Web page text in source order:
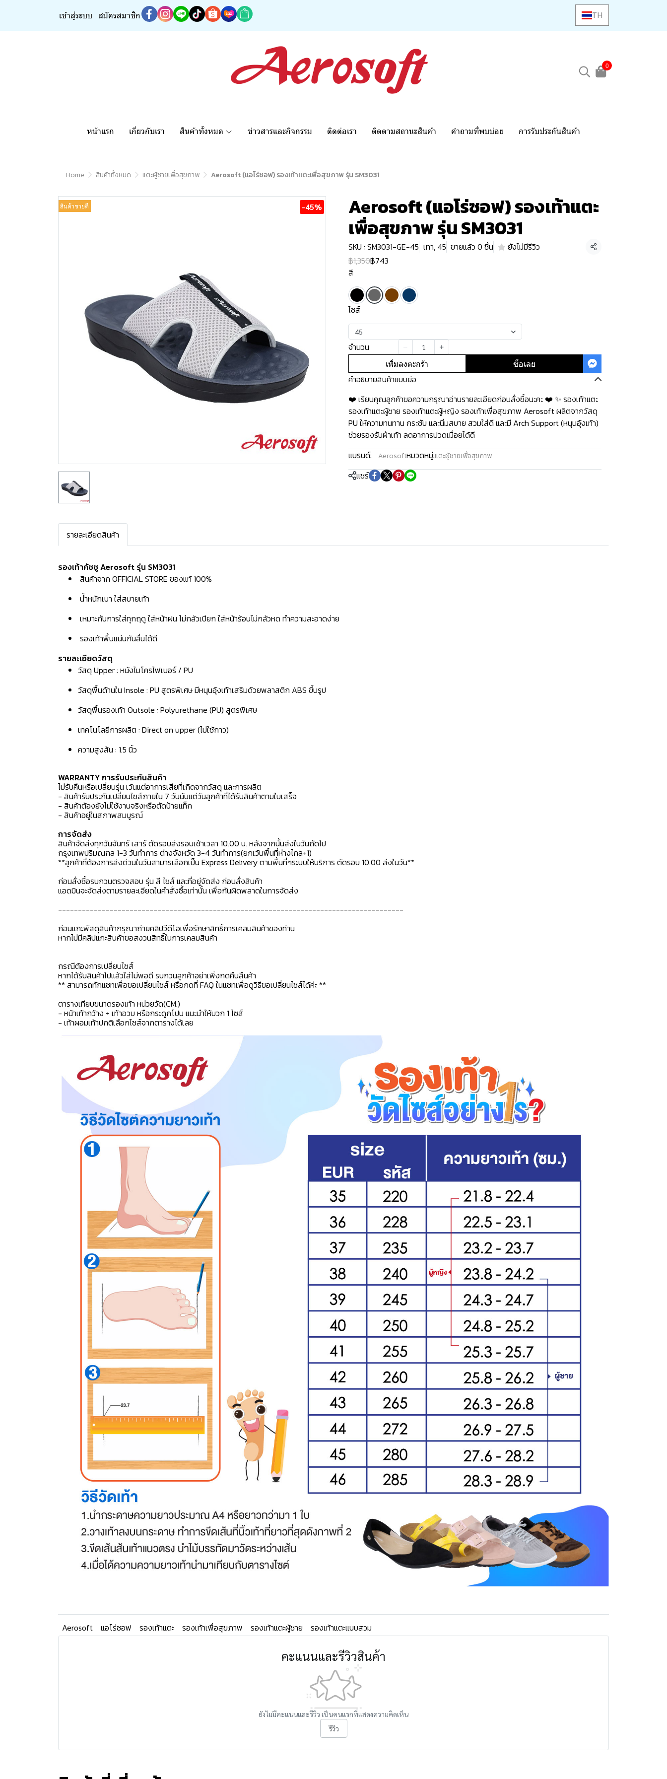
เข้าสู่ระบบ สมัครสมาชิก TH
0
หน้าแรก เกี่ยวกับเรา สินค้าทั้งหมด ข่าวสารและกิจกรรม ติดต่อเรา ติดตามสถานะสินค้า คำถามที่พบบ่อย การรับประกันสินค้า
Home สินค้าทั้งหมด แตะผู้ชายเพื่อสุขภาพ Aerosoft (แอโร่ซอฟ) รองเท้าแตะเพื่อสุขภาพ รุ่น SM3031
สินค้าขายดี -45% Aerosoft (แอโร่ซอฟ) รองเท้าแตะ
เพื่อสุขภาพ รุ่น SM3031
SKU : SM3031-GE-45 เทา, 45 ขายแล้ว 0 ชิ้น ยังไม่มีรีวิว แชร์
฿1,350฿743
สี
ไซส์
45
จำนวน
เพิ่มลงตะกร้า ซื้อเลย
คำอธิบายสินค้าแบบย่อ
❤️ เรียนคุณลูกค้าขอความกรุณาอ่านรายละเอียดก่อนสั่งซื้อนะคะ️️ ️❤️ ✨ รองเท้าแตะ
รองเท้าแตะผู้ชาย รองเท้าแตะผู้หญิง รองเท้าเพื่อสุขภาพ Aerosoft ผลิตจากวัสดุ
PU ให้ความทนทาน กระชับ และนิ่มสบาย สวมใส่ดี และมี Arch Support (หนุนอุ้งเท้า)
ช่วยรองรับฝ่าเท้า ลดอาการปวดเมื่อยได้ดี
แบรนด์:
Aerosoftหมวดหมู่:แตะผู้ชายเพื่อสุขภาพ
แชร์
รายละเอียดสินค้า
รองเท้าคัชชู Aerosoft รุ่น SM3031
สินค้าจาก OFFICIAL STORE ของแท้ 100%
น้ำหนักเบา ใส่สบายเท้า
เหมาะกับการใส่ทุกฤดู ใส่หน้าฝน ไม่กลัวเปียก ใส่หน้าร้อนไม่กลัวหด ทำความสะอาดง่าย
รองเท้าพื้นแน่นกันลื่นได้ดี
รายละเอียดวัสดุ
วัสดุ Upper : หนังไมโครไฟเบอร์ / PU
วัสดุพื้นด้านใน Insole : PU สูตรพิเศษ มีหนุนอุ้งเท้าเสริมด้วยพลาสติก ABS ขึ้นรูป
วัสดุพื้นรองเท้า Outsole : Polyurethane (PU) สูตรพิเศษ
เทคโนโลยีการผลิต : Direct on upper (ไม่ใช้กาว)
ความสูงส้น : 1.5 นิ้ว
WARRANTY การรับประกันสินค้า
ไม่รับคืนหรือเปลี่ยนรุ่น เว้นแต่อาการเสียที่เกิดจากวัสดุ และการผลิต
- สินค้ารับประกันเปลี่ยนไซส์ภายใน 7 วันนับแต่วันลูกค้าที่ได้รับสินค้าตามใบเสร็จ
- สินค้าต้องยังไม่ใช้งานจริงหรือตัดป้ายแท็ก
- สินค้าอยู่ในสภาพสมบูรณ์
การจัดส่ง
สินค้าจัดส่งทุกวันจันทร์ เสาร์ ตัดรอบส่งรอบเช้าเวลา 10.00 น. หลังจากนั้นส่งในวันถัดไป
กรุงเทพปริมณฑล 1-3 วันทำการ ต่างจังหวัด 3-4 วันทำการ(ยกเว้นพื้นที่ห่างไกล+1)
**ลูกค้าที่ต้องการส่งด่วนในวันสามารเลือกเป็น Express Delivery ตามพื้นที่ๆระบบให้บริการ ตัดรอบ 10.00 ส่งในวัน**
ก่อนสั่งซื้อรบกวนตรวจสอบ รุ่น สี ไซส์ และที่อยู่จัดส่ง ก่อนสั่งสินค้า
แอดมินจะจัดส่งตามรายละเอียดในคำสั่งซื้อเท่านั้น เพื่อกันผิดพลาดในการจัดส่ง
---------------------------------------------------------------------------------------
ก่อนแกะพัสดุสินค้ากรุณาถ่ายคลิปวีดีโอเพื่อรักษาสิทธิ์การเคลมสินค้าของท่าน
หากไม่มีคลิปแกะสินค้าขอสงวนสิทธิ์ในการเคลมสินค้า
กรณีต้องการเปลี่ยนไซส์
หากได้รับสินค้าไปแล้วใส่ไม่พอดี รบกวนลูกค้าอย่าเพิ่งกดคืนสืนค้า
** สามารถทักแชทเพื่อขอเปลี่ยนไซส์ หรือกดที่ FAQ ในแชทเพื่อดูวิธีขอเปลี่ยนไซส์ได้ค่ะ **
ตารางเทียบขนาดรองเท้า หน่วยวัด(CM.)
- หน้าเท้ากว้าง + เท้าอวบ หรือกระดูกโปน แนะนำให้บวก 1 ไซส์
- เท้าผอมเท้าปกติเลือกไซส์จากตารางได้เลย
Aerosoft แอโร่ซอฟ รองเท้าแตะ รองเท้าเพื่อสุขภาพ รองเท้าแตะผู้ชาย รองเท้าแตะแบบสวม
คะแนนและรีวิวสินค้า
ยังไม่มีคะแนนและรีวิว เป็นคนแรกที่แสดงความคิดเห็น
รีวิว